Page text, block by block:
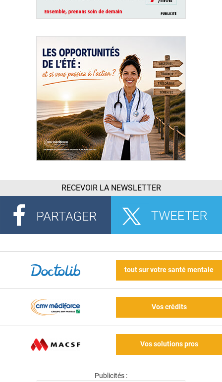
RECEVOIR LA NEWSLETTER
tout sur votre santé mentale
Vos crédits
Vos solutions pros
Publicités :